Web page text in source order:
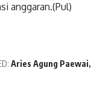
anggaran.(Pul)
Aries Agung Paewai